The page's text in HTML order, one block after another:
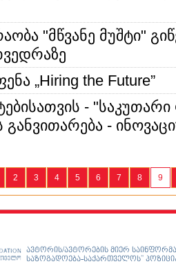
"მწვანე მუშტი"
„Hiring the Future”
-
-
2 3 4 5 6 7 8 9
ავტორის/ავტორების მიერ
საზოგადოება-საქართველოს”